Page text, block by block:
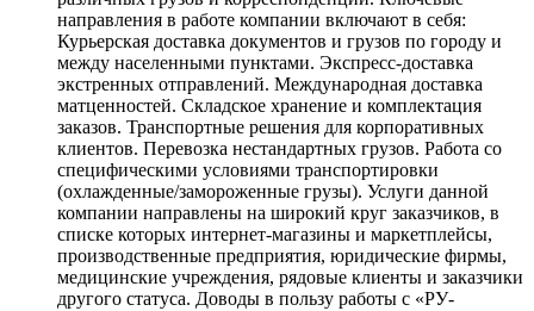
направления в работе компании включают в себя:
Курьерская доставка документов и грузов по городу и
между населенными пунктами. Экспресс-доставка
экстренных отправлений. Международная доставка
матценностей. Складское хранение и комплектация
заказов. Транспортные решения для корпоративных
клиентов. Перевозка нестандартных грузов. Работа со
специфическими условиями транспортировки
(охлажденные/замороженные грузы). Услуги данной
компании направлены на широкий круг заказчиков, в
списке которых интернет-магазины и маркетплейсы,
производственные предприятия, юридические фирмы,
медицинские учреждения, рядовые клиенты и заказчики
другого статуса. Доводы в пользу работы с «РУ-